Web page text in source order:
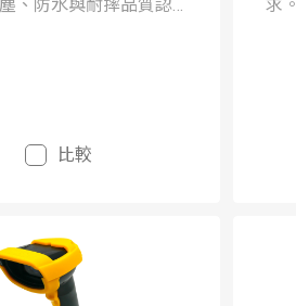
、防水與耐摔品質認
比較
求。